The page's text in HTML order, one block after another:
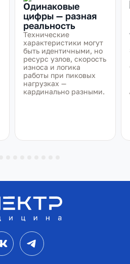
Одинаковые
цифры — разная
реальность
Технические
характеристики могут
быть идентичными, но
ресурс узлов, скорость
износа и логика
работы при пиковых
нагрузках —
кардинально разными.
VK